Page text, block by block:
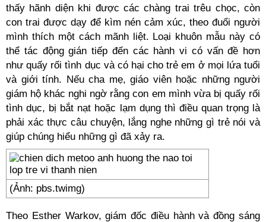
thấy hãnh diện khi được các chàng trai trêu chọc, còn
con trai được dạy để kìm nén cảm xúc, theo đuổi người
mình thích một cách mãnh liệt. Loại khuôn mẫu này có
thể tác động gián tiếp đến các hành vi có vấn đề hơn
như quấy rối tình dục và có hại cho trẻ em ở mọi lứa tuổi
và giới tính. Nếu cha mẹ, giáo viên hoặc những người
giám hộ khác nghi ngờ rằng con em mình vừa bị quấy rối
tình dục, bị bắt nạt hoặc lạm dụng thì điều quan trọng là
phải xác thực câu chuyện, lắng nghe những gì trẻ nói và
giúp chúng hiểu những gì đã xảy ra.
(Ảnh: pbs.twimg)
Theo Esther Warkov, giám đốc điều hành và đồng sáng